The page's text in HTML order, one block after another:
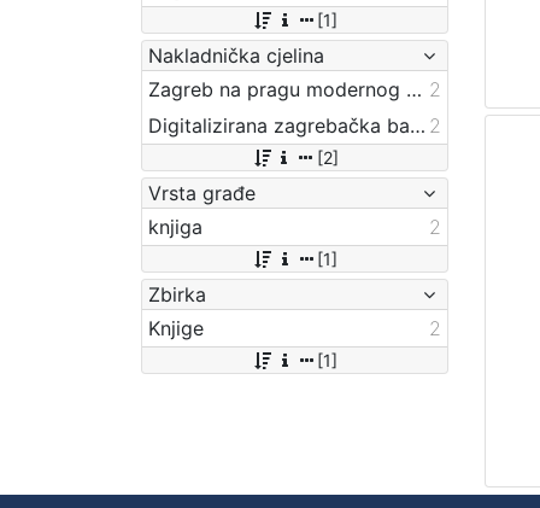
[1]
Nakladnička cjelina
Zagreb na pragu modernog doba 2
Digitalizirana zagrebačka baština 2
[2]
Vrsta građe
knjiga
2
[1]
Zbirka
Knjige
2
[1]